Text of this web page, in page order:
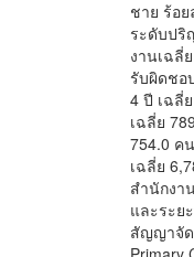
ชาย ร้อ
ระดับปริ
งานเฉลี่
รับผิดชอ
4 ปี เฉลี่
เฉลี่ย
754.0 ค
เฉลี่ย
สำนักงา
และระย
สัญญาจัด